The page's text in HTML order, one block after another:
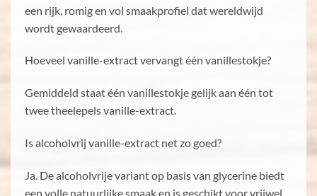
een rijk, romig en vol smaakprofiel dat wereldwijd
wordt gewaardeerd.
Hoeveel vanille-extract vervangt één vanillestokje?
Gemiddeld staat één vanillestokje gelijk aan één tot
twee theelepels vanille-extract.
Is alcoholvrij vanille-extract net zo goed?
Ja. De alcoholvrije variant op basis van glycerine biedt
een volle natuurlijke smaak en is geschikt voor vrijwel